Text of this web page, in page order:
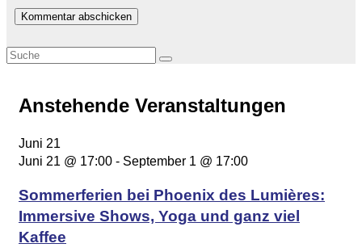
Anstehende Veranstaltungen
Juni 21
Juni 21 @ 17:00 - September 1 @ 17:00
Sommerferien bei Phoenix des Lumières:
Immersive Shows, Yoga und ganz viel
Kaffee